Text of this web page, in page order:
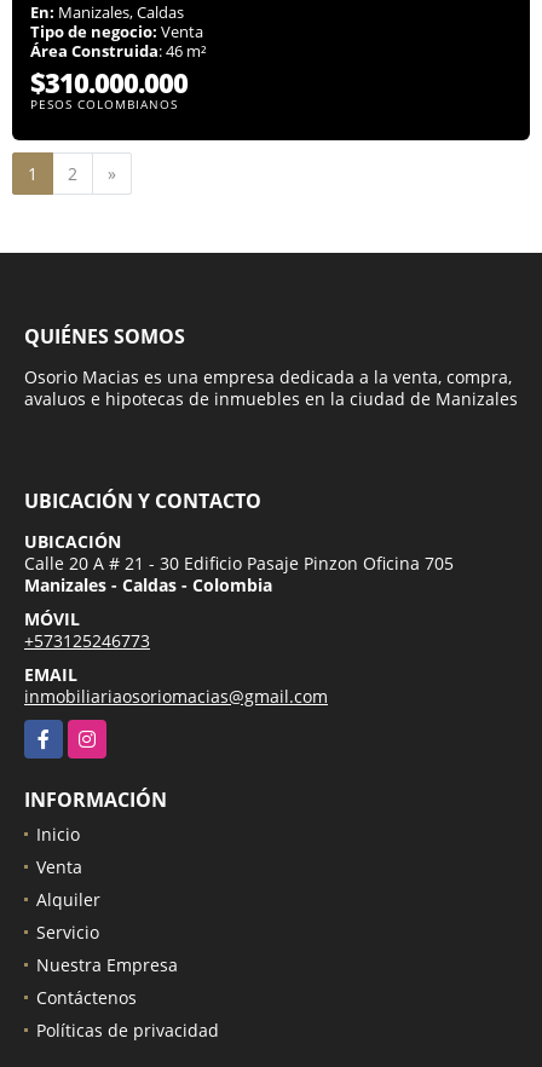
En: Manizales, Caldas
Tipo de negocio: Venta
Área Construida: 46 m²
$310.000.000
PESOS COLOMBIANOS
1 2 »
QUIÉNES SOMOS
Osorio Macias es una empresa dedicada a la venta, compra,
avaluos e hipotecas de inmuebles en la ciudad de Manizales
UBICACIÓN Y CONTACTO
UBICACIÓN
Calle 20 A # 21 - 30 Edificio Pasaje Pinzon Oficina 705
Manizales - Caldas - Colombia
MÓVIL
+573125246773
EMAIL
inmobiliariaosoriomacias@gmail.com
FacebookInstagram
INFORMACIÓN
Inicio
Venta
Alquiler
Servicio
Nuestra Empresa
Contáctenos
Políticas de privacidad